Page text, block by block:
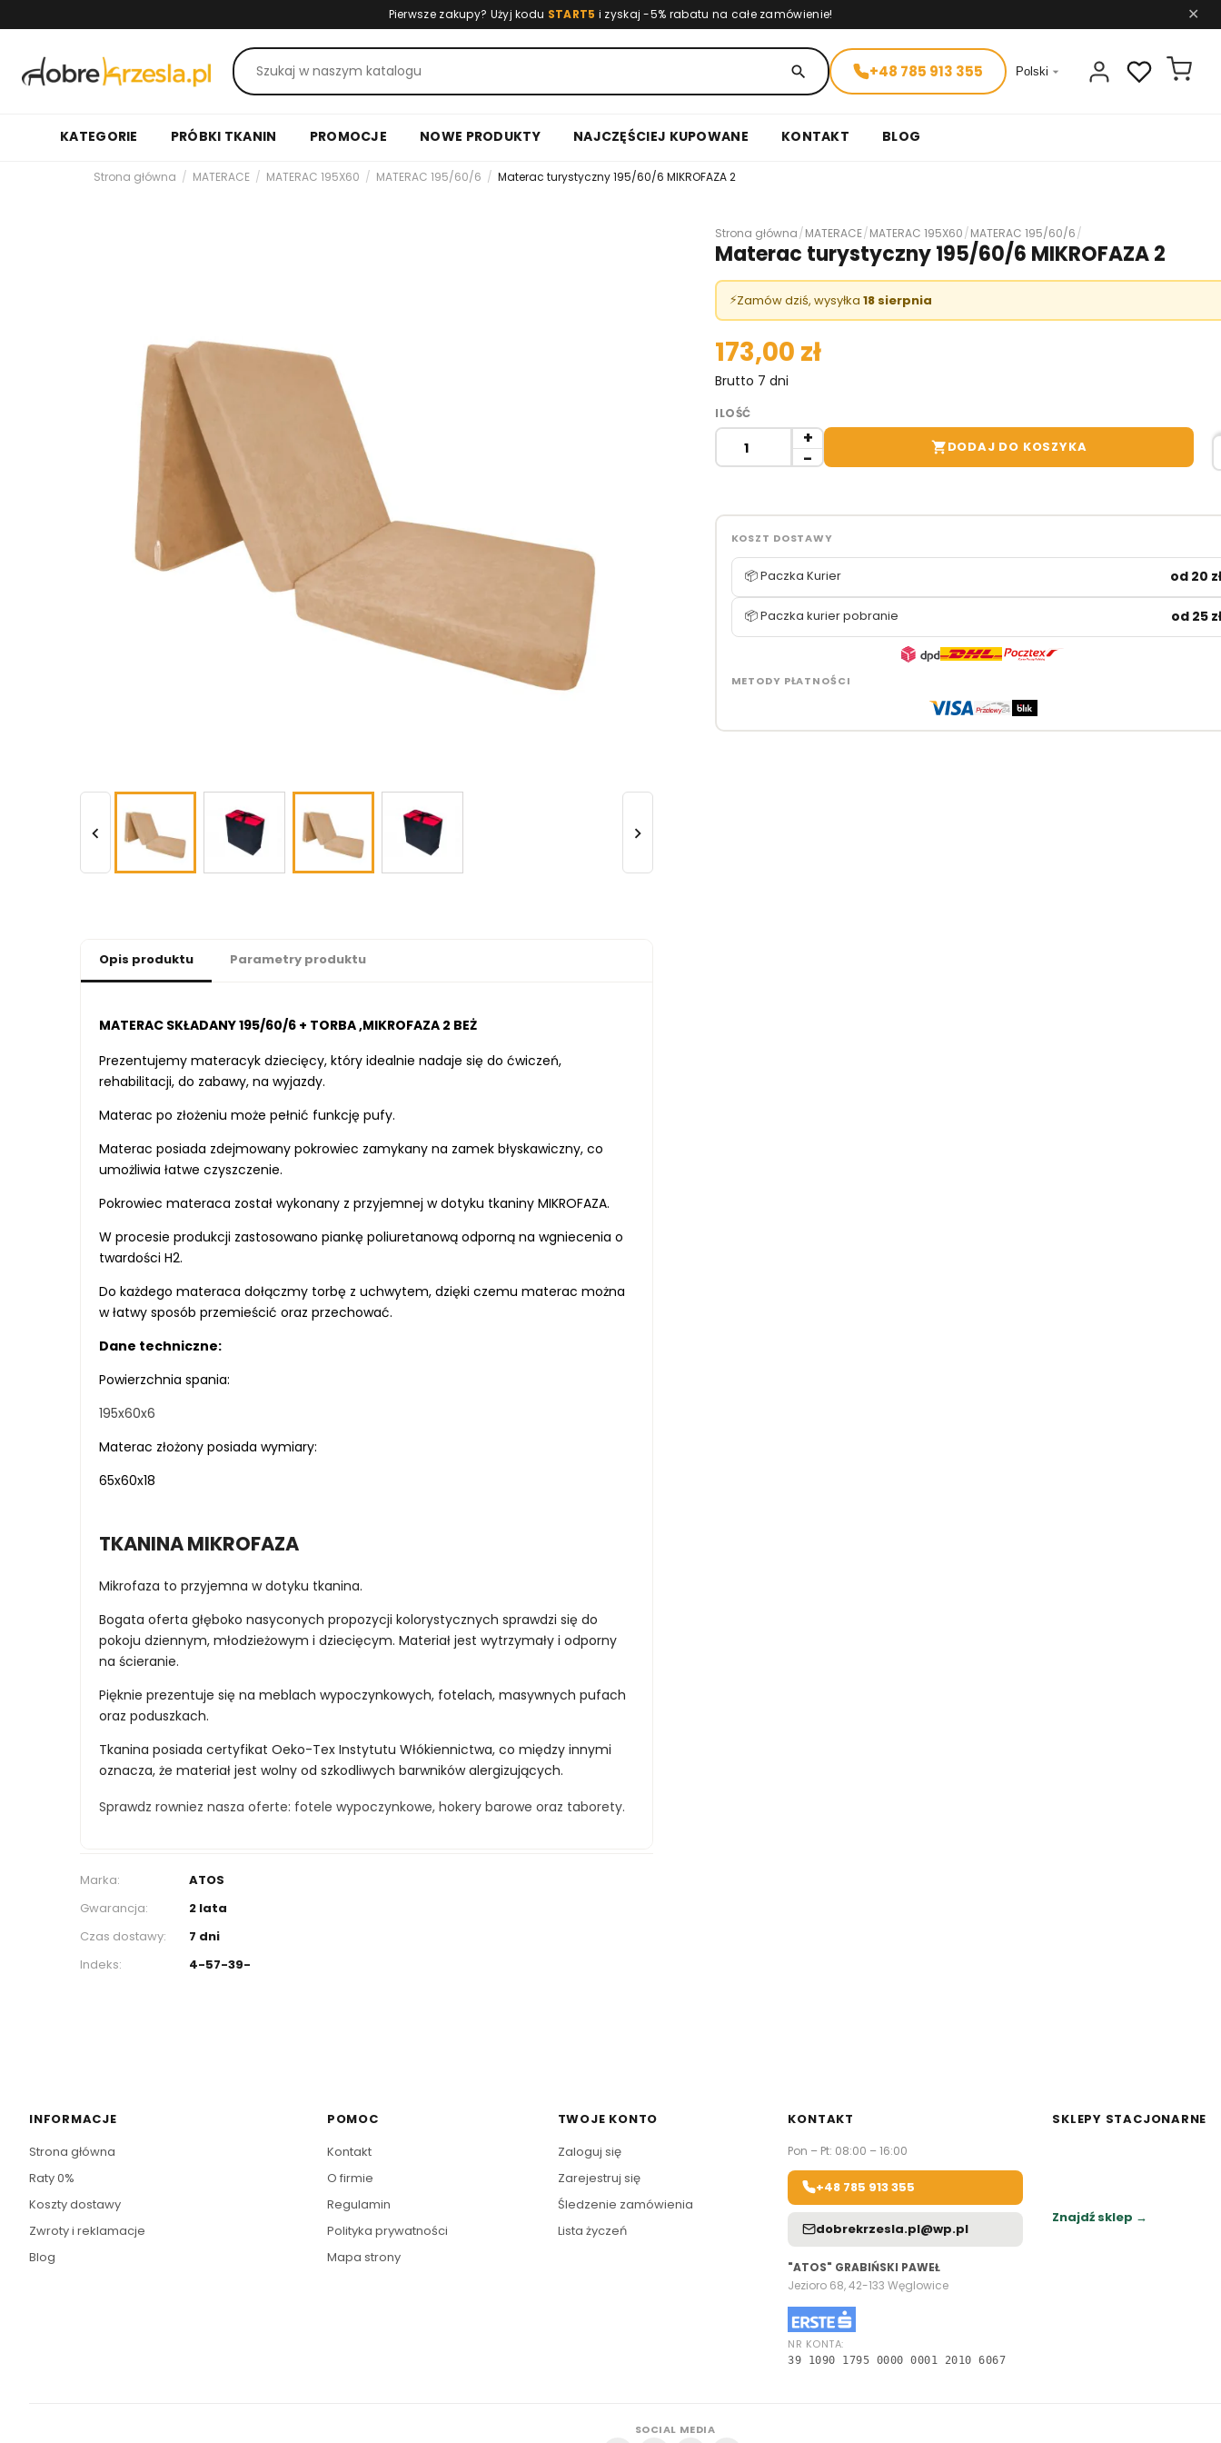
Pierwsze zakupy? Użyj kodu START5 i zyskaj -5% rabatu na całe zamówienie! ✕
search +48 785 913 355 Polski 
KATEGORIE PRÓBKI TKANIN PROMOCJE NOWE PRODUKTY NAJCZĘŚCIEJ KUPOWANE KONTAKT BLOG
Strona główna MATERACE MATERAC 195X60 MATERAC 195/60/6 Materac turystyczny 195/60/6 MIKROFAZA 2
 
Strona główna/MATERACE/MATERAC 195X60/MATERAC 195/60/6/
Materac turystyczny 195/60/6 MIKROFAZA 2
⚡Zamów dziś, wysyłka 18 sierpnia
173,00 zł
Brutto 7 dni
ILOŚĆ
DODAJ DO KOSZYKA
KOSZT DOSTAWY
📦 Paczka Kurier od 20
📦 Paczka kurier pobranie od 25
METODY PŁATNOŚCI
Opis produktu Parametry produktu
MATERAC SKŁADANY 195/60/6 + TORBA ,MIKROFAZA 2 BEŻ
Prezentujemy materacyk dziecięcy, który idealnie nadaje się do ćwiczeń,
rehabilitacji, do zabawy, na wyjazdy.
Materac po złożeniu może pełnić funkcję pufy.
Materac posiada zdejmowany pokrowiec zamykany na zamek błyskawiczny, co
umożliwia łatwe czyszczenie.
Pokrowiec materaca został wykonany z przyjemnej w dotyku tkaniny MIKROFAZA.
W procesie produkcji zastosowano piankę poliuretanową odporną na wgniecenia o
twardości H2.
Do każdego materaca dołączmy torbę z uchwytem, dzięki czemu materac można
w łatwy sposób przemieścić oraz przechować.
Dane techniczne:
Powierzchnia spania:
195x60x6
Materac złożony posiada wymiary:
65x60x18
TKANINA MIKROFAZA
Mikrofaza to przyjemna w dotyku tkanina.
Bogata oferta głęboko nasyconych propozycji kolorystycznych sprawdzi się do
pokoju dziennym, młodzieżowym i dziecięcym. Materiał jest wytrzymały i odporny
na ścieranie.
Pięknie prezentuje się na meblach wypoczynkowych, fotelach, masywnych pufach
oraz poduszkach.
Tkanina posiada certyfikat Oeko-Tex Instytutu Włókiennictwa, co między innymi
oznacza, że materiał jest wolny od szkodliwych barwników alergizujących.
Sprawdz rowniez nasza oferte: fotele wypoczynkowe, hokery barowe oraz taborety.
Marka:
ATOS
Gwarancja:
2 lata
Czas dostawy:
7 dni
Indeks:
4-57-39-
INFORMACJE
Strona główna
Raty 0%
Koszty dostawy
Zwroty i reklamacje
Blog
POMOC
Kontakt
O firmie
Regulamin
Polityka prywatności
Mapa strony
TWOJE KONTO
Zaloguj się
Zarejestruj się
Śledzenie zamówienia
Lista życzeń
KONTAKT
Pon – Pt: 08:00 – 16:00
+48 785 913 355
dobrekrzesla.pl@wp.pl
"ATOS" GRABIŃSKI PAWEŁ
Jezioro 68, 42-133 Węglowice
NR KONTA:
39 1090 1795 0000 0001 2010 6067
SKLEPY STACJONARNE
Znajdź sklep →
SOCIAL MEDIA